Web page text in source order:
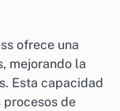
ofrece una
mejorando la
Esta capacidad
procesos de